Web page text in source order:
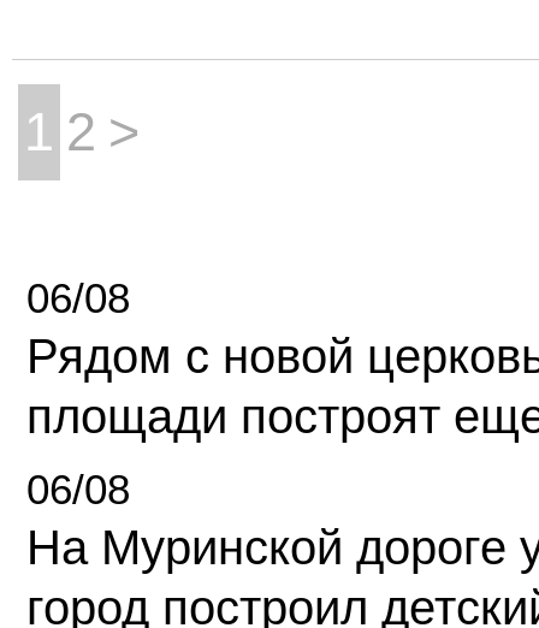
1 2 >
06/08
Рядом с новой
площади построят
06/08
На Муринской дороге
город построил